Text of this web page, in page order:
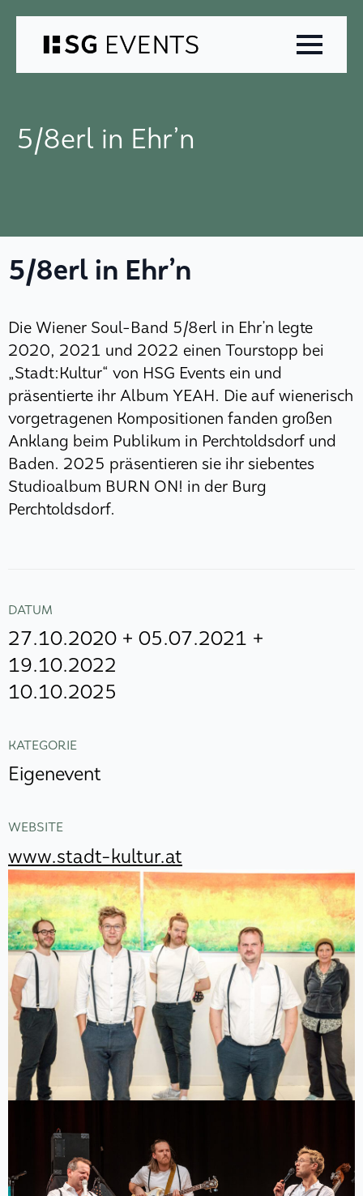
springen
5/8erl in Ehr’n
5/8erl in Ehr’n
Die Wiener Soul-Band 5/8erl in Ehr’n legte
2020, 2021 und 2022 einen Tourstopp bei
„Stadt:Kultur“ von HSG Events ein und
präsentierte ihr Album YEAH. Die auf wienerisch
vorgetragenen Kompositionen fanden großen
Anklang beim Publikum in Perchtoldsdorf und
Baden. 2025 präsentieren sie ihr siebentes
Studioalbum BURN ON! in der Burg
Perchtoldsdorf.
DATUM
27.10.2020 + 05.07.2021 +
19.10.2022
10.10.2025
KATEGORIE
Eigenevent
WEBSITE
www.stadt-kultur.at